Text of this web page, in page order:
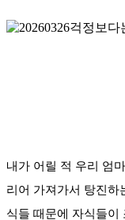
내가 어릴 적 우리 엄
리어 가져가서 탕진하
식들 때문에 자식들이